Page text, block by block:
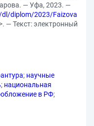
— Уфа, 2023. —
diplom/2023/Faizova
>. — Текст: электронный
; научные
; национальная
в РФ;